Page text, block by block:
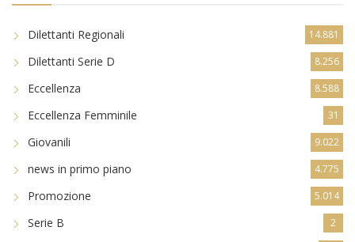
Dilettanti Regionali 14.881
Dilettanti Serie D 8.256
Eccellenza 8.588
Eccellenza Femminile 31
Giovanili 9.022
news in primo piano 4.775
Promozione 5.014
Serie B 2